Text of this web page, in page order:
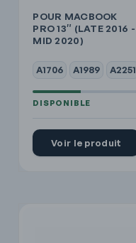
POUR MACBOOK
PRO 13″ (LATE 2016 -
MID 2020)
A1706 A1989 A2251
Voir le produit